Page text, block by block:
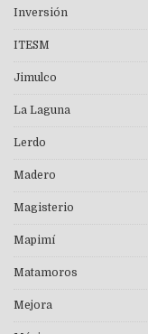
Inversión
ITESM
Jimulco
La Laguna
Lerdo
Madero
Magisterio
Mapimí
Matamoros
Mejora